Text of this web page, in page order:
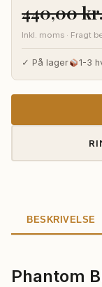
440,00
Inkl. moms · Fragt
✓ På lager 1-3
BESKRIVELSE
Phantom